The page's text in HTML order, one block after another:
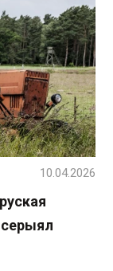
серыял
10.04.2026